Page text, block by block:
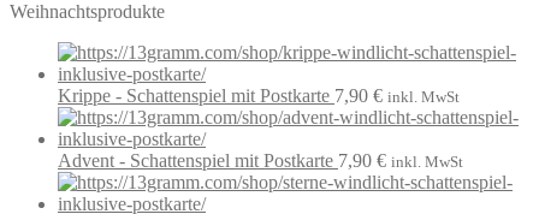
Weihnachtsprodukte
Krippe - Schattenspiel mit Postkarte 7,90 € inkl. MwSt
Advent - Schattenspiel mit Postkarte 7,90 € inkl. MwSt